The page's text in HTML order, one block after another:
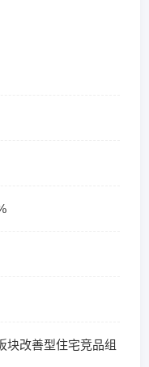
块改善型住宅竞品组